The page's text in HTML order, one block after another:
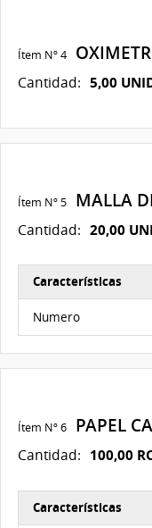
Ítem Nº 4
Cantidad: 5,00
Ítem Nº 5MALLA
Cantidad: 20,00
Características
Numero
Ítem Nº 6PAPEL
Cantidad: 100,00
Características